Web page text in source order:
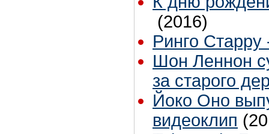
(2016)
Ринго Старру
Шон Леннон
за старого
Йоко Оно
видеоклип